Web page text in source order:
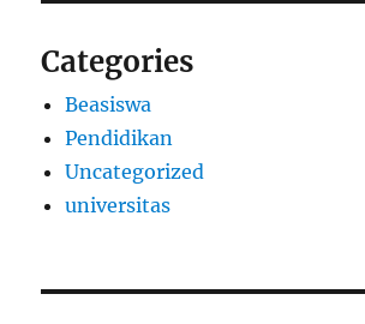
Categories
Beasiswa
Pendidikan
Uncategorized
universitas